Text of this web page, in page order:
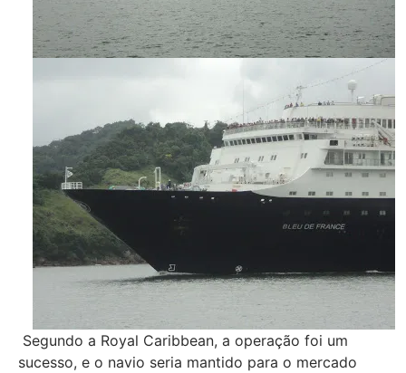
Segundo a Royal Caribbean, a operação foi um
sucesso, e o navio seria mantido para o mercado